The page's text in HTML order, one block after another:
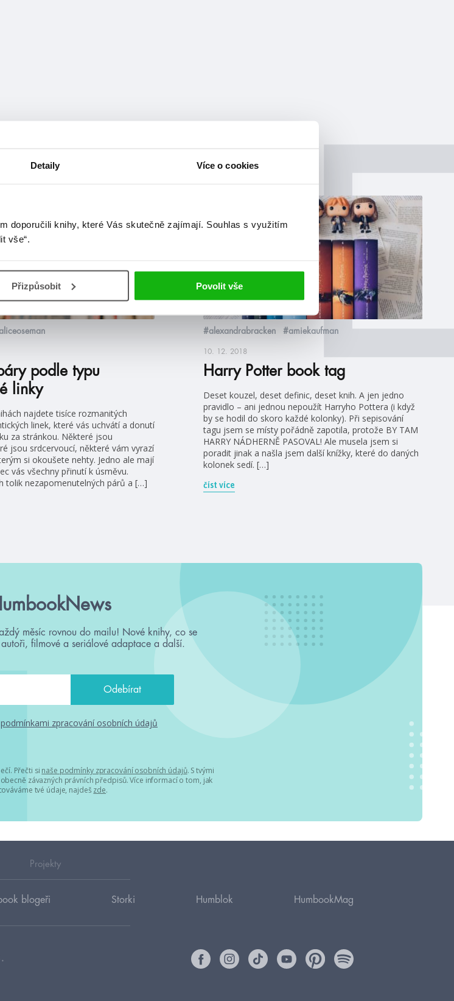
Detaily Více o cookies
doporučili knihy, které Vás skutečně zajímají. Souhlas s využitím
vše“.
Přizpůsobit Povolit vše
podle typu
linky
najdete tisíce rozmanitých
linek, které vás uchvátí a donutí
za stránkou. Některé jsou
jsou srdcervoucí, některé vám vyrazí
si okoušete nehty. Jedno ale mají
vás všechny přinutí k úsměvu.
tolik nezapomenutelných párů a […]
#alexandrabracken #amiekaufman
10. 12. 2018
Harry Potter book tag
Deset kouzel, deset definic, deset knih. A jen jedno
pravidlo – ani jednou nepoužít Harryho Pottera (i když
by se hodil do skoro každé kolonky). Při sepisování
tagu jsem se místy pořádně zapotila, protože BY TAM
HARRY NÁDHERNĚ PASOVAL! Ale musela jsem si
poradit jinak a našla jsem další knížky, které do daných
kolonek sedí. […]
číst více
měsíc rovnou do mailu! Nové knihy, co se
filmové a seriálové adaptace a další.
podmínkami zpracování osobních údajů
Přečti si naše podmínky zpracování osobních údajů. S tvými
závazných právních předpisů. Více informací o tom, jak
tvé údaje, najdeš zde.
Projekty
blogeři Storki Humblok HumbookMag